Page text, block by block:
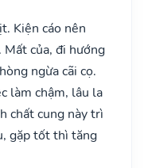
Kiện cáo nên
của, đi hướng
ngừa cãi cọ.
làm chậm, lâu la
chất cung này trì
gặp tốt thì tăng